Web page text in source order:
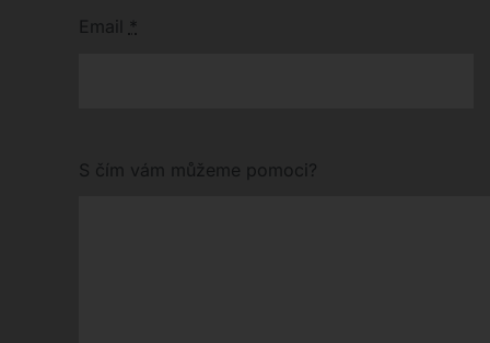
Email *
S čím vám můžeme pomoci?